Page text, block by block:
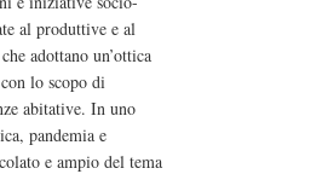
al produttive e al
adottano un’ottica
lo scopo di
abitative. In uno
pandemia e
e ampio del tema